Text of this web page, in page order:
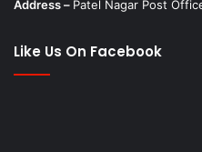
Address – Patel Nagar Post
Like Us On Facebook